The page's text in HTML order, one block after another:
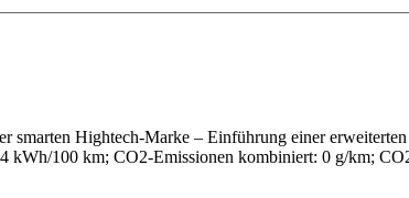
smarten Hightech-Marke – Einführung einer
100 km; CO2-Emissionen kombiniert: 0 g/km;